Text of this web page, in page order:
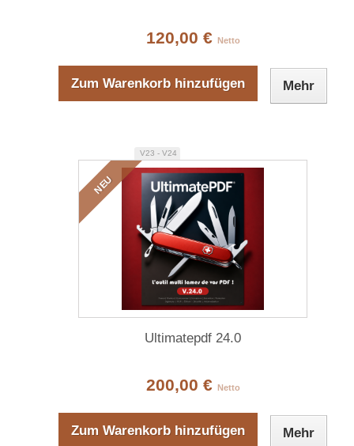
120,00 € Netto
Zum Warenkorb hinzufügen Mehr
NEU
V23 - V24
Ultimatepdf 24.0
200,00 € Netto
Zum Warenkorb hinzufügen Mehr